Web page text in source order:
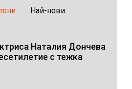
Най-нови
Наталия Дончева
с тежка